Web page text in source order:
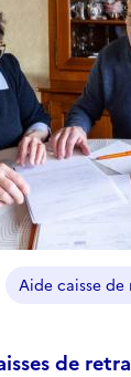
de
Aide caisse